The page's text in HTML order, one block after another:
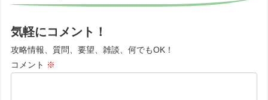
気軽にコメント！
攻略情報、質問、要望、雑談、何でもOK！
コメント ※